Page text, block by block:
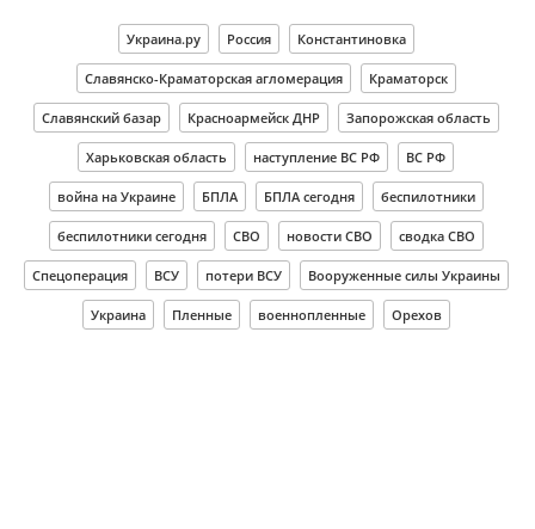
Украина.ру Россия Константиновка
Славянско-Краматорская агломерация Краматорск
Славянский базар Красноармейск ДНР Запорожская область
Харьковская область наступление ВС РФ ВС РФ
война на Украине БПЛА БПЛА сегодня беспилотники
беспилотники сегодня СВО новости СВО сводка СВО
Спецоперация ВСУ потери ВСУ Вооруженные силы Украины
Украина Пленные военнопленные Орехов